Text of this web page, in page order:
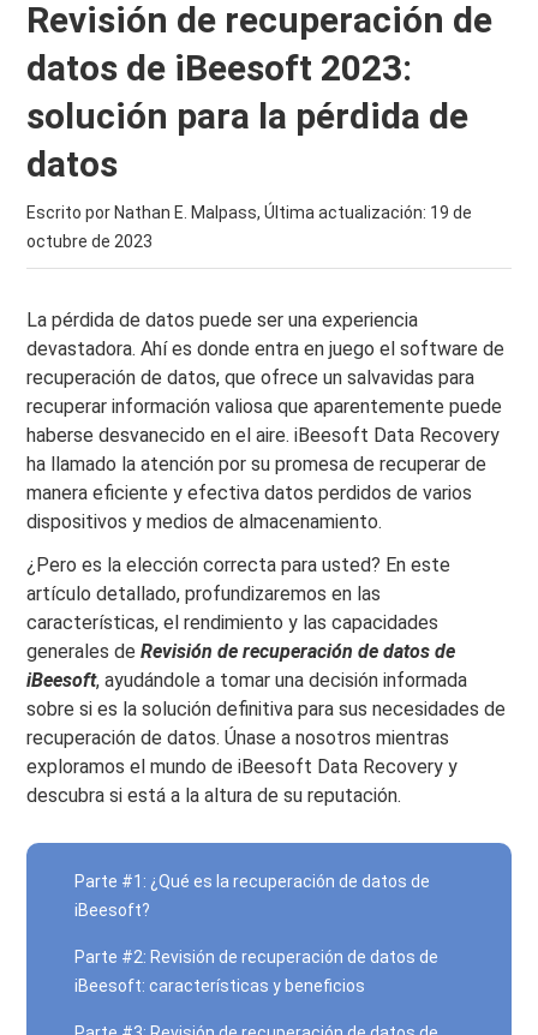
Revisión de recuperación de
datos de iBeesoft 2023:
solución para la pérdida de
datos
Escrito por Nathan E. Malpass, Última actualización: 19 de
octubre de 2023
La pérdida de datos puede ser una experiencia
devastadora. Ahí es donde entra en juego el software de
recuperación de datos, que ofrece un salvavidas para
recuperar información valiosa que aparentemente puede
haberse desvanecido en el aire. iBeesoft Data Recovery
ha llamado la atención por su promesa de recuperar de
manera eficiente y efectiva datos perdidos de varios
dispositivos y medios de almacenamiento.
¿Pero es la elección correcta para usted? En este
artículo detallado, profundizaremos en las
características, el rendimiento y las capacidades
generales deRevisión de recuperación de datos de
iBeesoft, ayudándole a tomar una decisión informada
sobre si es la solución definitiva para sus necesidades de
recuperación de datos. Únase a nosotros mientras
exploramos el mundo de iBeesoft Data Recovery y
descubra si está a la altura de su reputación.
Parte #1: ¿Qué es la recuperación de datos de
iBeesoft?
Parte #2: Revisión de recuperación de datos de
iBeesoft: características y beneficios